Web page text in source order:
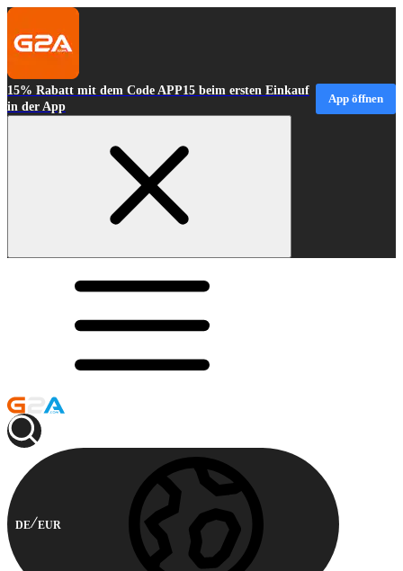
15% Rabatt mit dem Code APP15 beim ersten Einkauf
in der App
App öffnen
DE EUR